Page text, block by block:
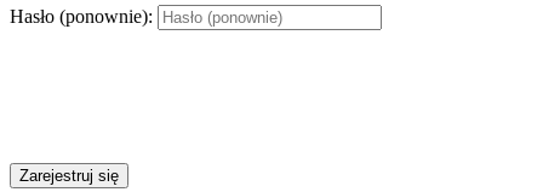
Hasło (ponownie):
Zarejestruj się